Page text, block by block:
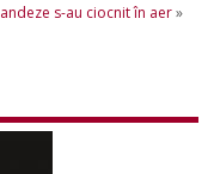
s-au ciocnit în aer»